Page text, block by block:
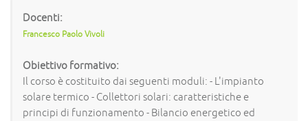
Docenti:
Francesco Paolo Vivoli
Obiettivo formativo:
Il corso è costituito dai seguenti moduli: - L'impianto
solare termico - Collettori solari: caratteristiche e
principi di funzionamento - Bilancio energetico ed